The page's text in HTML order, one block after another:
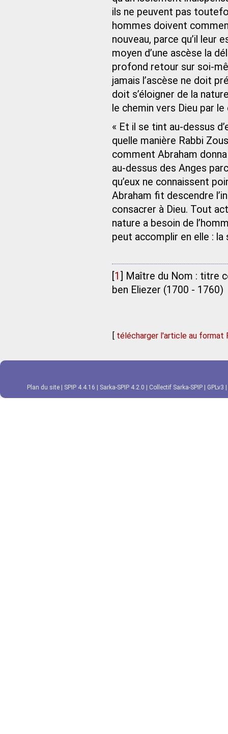
ils ne peuvent pas
hommes doivent
nouveau, parce qu’il leur
moyen d’une ascèse la
profond retour sur soi-
jamais l’ascèse ne doit
doit s’éloigner de la
le chemin vers Dieu par
« Et il se tint au-dessus
quelle manière Rabbi
comment Abraham
au-dessus des Anges
qu’eux ne connaissent
Abraham fit descendre
consacrer à Dieu. Tout
nature a besoin de
peut accomplir en elle : la
1
Maître du Nom : titre
ben Eliezer (1700 - 1760)
[ télécharger l'article au format
Plan du site SPIP 4.4.16 Sarka-SPIP 4.2.0 Collectif Sarka-SPIP GPLv3